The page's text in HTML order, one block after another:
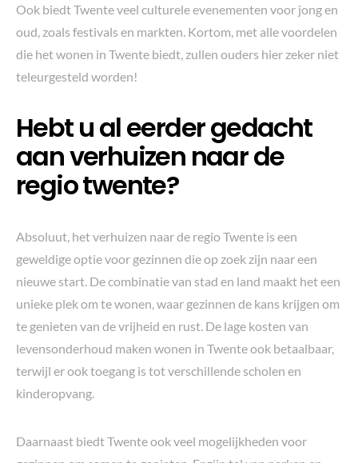
Ook biedt Twente veel culturele evenementen voor jong en
oud, zoals festivals en markten. Kortom, met alle voordelen
die het wonen in Twente biedt, zullen ouders hier zeker niet
teleurgesteld worden!
Hebt u al eerder gedacht
aan verhuizen naar de
regio twente?
Absoluut, het verhuizen naar de regio Twente is een
geweldige optie voor gezinnen die op zoek zijn naar een
nieuwe start. De combinatie van stad en land maakt het een
unieke plek om te wonen, waar gezinnen de kans krijgen om
te genieten van de vrijheid en rust. De lage kosten van
levensonderhoud maken wonen in Twente ook betaalbaar,
terwijl er ook toegang is tot verschillende scholen en
kinderopvang.
Daarnaast biedt Twente ook veel mogelijkheden voor